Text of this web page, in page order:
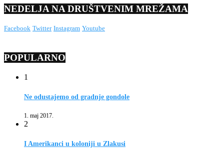
NEDELJA NA DRUŠTVENIM MREŽAMA
Facebook Twitter Instagram Youtube
POPULARNO
1
Ne odustajemo od gradnje gondole
1. maj 2017.
2
I Amerikanci u koloniji u Zlakusi